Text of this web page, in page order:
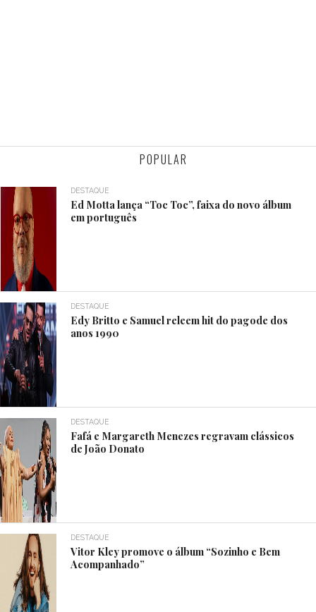
POPULAR
DESTAQUE
Ed Motta lança “Toc Toc”, faixa do novo álbum
em português
DESTAQUE
Edy Britto e Samuel releem hit do pagode dos
anos 1990
DESTAQUE
Fafá e Margareth Menezes regravam clássicos
de João Donato
DESTAQUE
Vitor Kley promove o álbum “Sozinho e Bem
Acompanhado”